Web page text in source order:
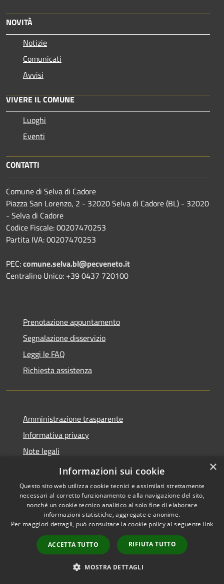
NOVITÀ
Notizie
Comunicati
Avvisi
VIVERE IL COMUNE
Luoghi
Eventi
CONTATTI
Comune di Selva di Cadore
Piazza San Lorenzo, 2 - 32020 Selva di Cadore (BL) - 32020
- Selva di Cadore
Codice Fiscale: 00207470253
Partita IVA: 00207470253
PEC:comune.selva.bl@pecveneto.it
Centralino Unico: +39 0437 720100
Prenotazione appuntamento
Segnalazione disservizio
Leggi le FAQ
Richiesta assistenza
Amministrazione trasparente
Informativa privacy
Note legali
Dichiarazione di accessibilità
Accessibilità
Copyright © 2026 • Comune di
Selva di Cadore • Powered by
Municipium•
Accesso
redazione
×
Informazioni sui cookie
Questo sito web utilizza cookie tecnici e assimilati strettamente
necessari al corretto funzionamento e alla navigazione del sito,
nonché un cookie tecnico analitico al solo fine di elaborare
informazioni statistiche, aggregate e anonime.
Per maggiori dettagli, può consultare la cookie policy al seguente link
ACCETTA TUTTO RIFIUTA TUTTO
MOSTRA DETTAGLI